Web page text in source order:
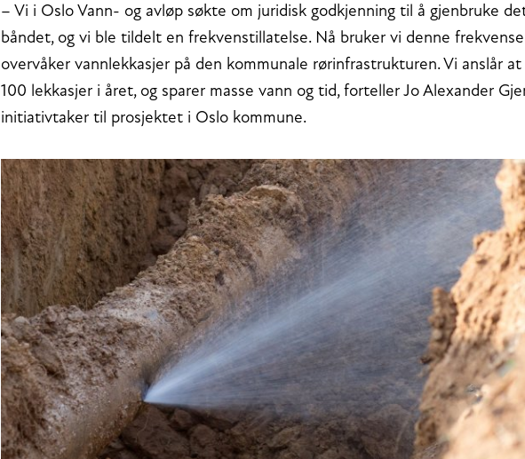
– Vi i Oslo Vann- og avløp søkte om juridisk godkjenning til å gjenbruke
båndet, og vi ble tildelt en frekvenstillatelse. Nå bruker vi denne
overvåker vannlekkasjer på den kommunale rørinfrastrukturen. Vi anslår
100 lekkasjer i året, og sparer masse vann og tid, forteller Jo Alexander
initiativtaker til prosjektet i Oslo kommune.